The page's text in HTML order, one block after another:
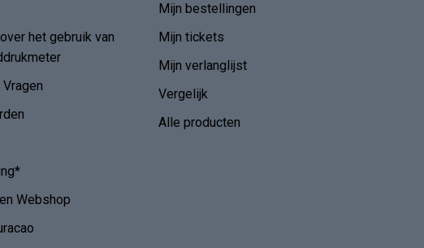
het gebruik van
Webshop
Mijn bestellingen
Mijn tickets
Mijn verlanglijst
Vergelijk
Alle producten